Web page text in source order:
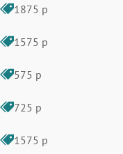
1875 р
1575 р
575 р
725 р
1575 р